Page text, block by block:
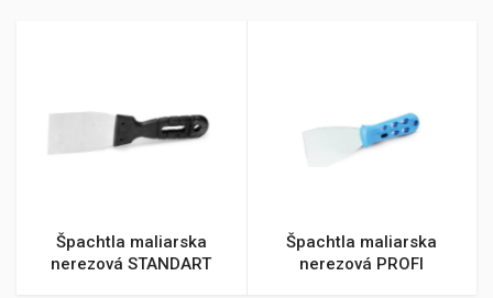
Špachtla maliarska
nerezová STANDART
Špachtla maliarska
nerezová PROFI